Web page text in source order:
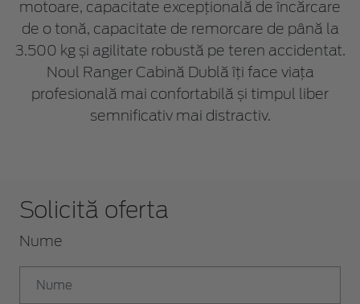
motoare, capacitate excepțională de încărcare
de o tonă, capacitate de remorcare de până la
3.500 kg și agilitate robustă pe teren accidentat.
Noul Ranger Cabină Dublă îți face viața
profesională mai confortabilă și timpul liber
semnificativ mai distractiv.
Solicită oferta
Nume